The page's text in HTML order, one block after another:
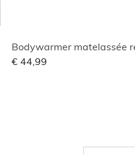
€ 44,99